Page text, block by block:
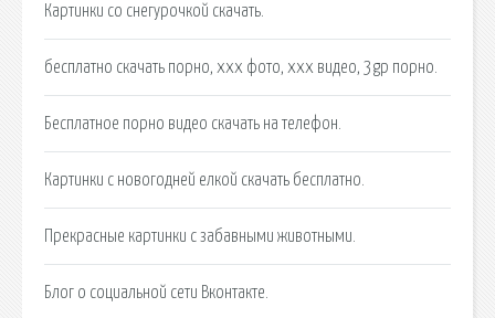
Картинки со снегурочкой скачать.
бесплатно скачать порно, xxx фото, ххх видео, 3gp порно.
Бесплатное порно видео скачать на телефон.
Картинки с новогодней елкой скачать бесплатно.
Прекрасные картинки с забавными животными.
Блог о социальной сети Вконтакте.